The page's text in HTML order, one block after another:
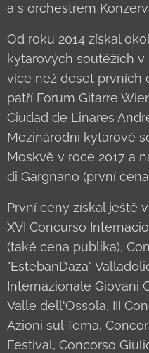
a s orchestrem
Od roku 2014 získal
kytarových soutěžích
více než deset prvních
patří Forum Gitarre
Ciudad de Linares
Mezinárodní kytarové
Moskvě v roce 2017 a
di Gargnano (první
První ceny získal ještě
XVI Concurso
(také cena publika),
"EstebanDaza"
Internazionale Giovani
Valle dell'Ossola, III
Azioni sul Tema,
Festival, Concorso